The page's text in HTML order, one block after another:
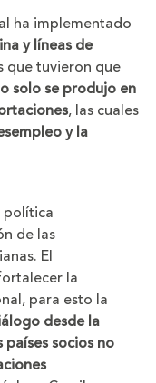
ha implementado
y líneas de
que tuvieron que
solo se produjo en
, las cuales
y la
política
de las
El
la
para esto la
desde la
socios no